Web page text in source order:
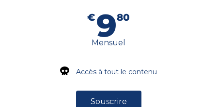
€980
Mensuel
Accès à tout le contenu
Souscrire